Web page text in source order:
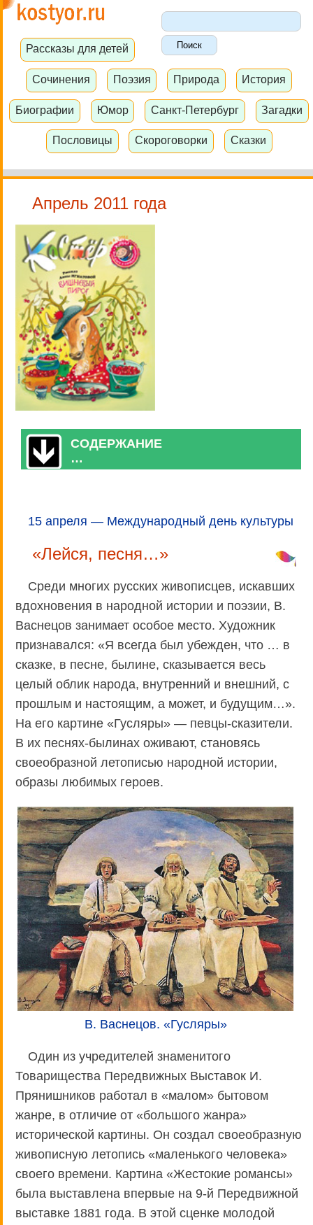
Рассказы для детей
Сочинения Поэзия Природа История
Биографии Юмор Санкт-Петербург Загадки
Пословицы Скороговорки Сказки
Апрель 2011 года
СОДЕРЖАНИЕ
…
15 апреля — Международный день культуры
«Лейся, песня…»
Среди многих русских живописцев, искавших
вдохновения в народной истории и поэзии, В.
Васнецов занимает особое место. Художник
признавался: «Я всегда был убежден, что … в
сказке, в песне, былине, сказывается весь
целый облик народа, внутренний и внешний, с
прошлым и настоящим, а может, и будущим…».
На его картине «Гусляры» — певцы-сказители.
В их песнях-былинах оживают, становясь
своеобразной летописью народной истории,
образы любимых героев.
В. Васнецов. «Гусляры»
Один из учредителей знаменитого
Товарищества Передвижных Выставок И.
Прянишников работал в «малом» бытовом
жанре, в отличие от «большого жанра»
исторической картины. Он создал своеобразную
живописную летопись «маленького человека»
своего времени. Картина «Жестокие романсы»
была выставлена впервые на 9-й Передвижной
выставке 1881 года. В этой сценке молодой